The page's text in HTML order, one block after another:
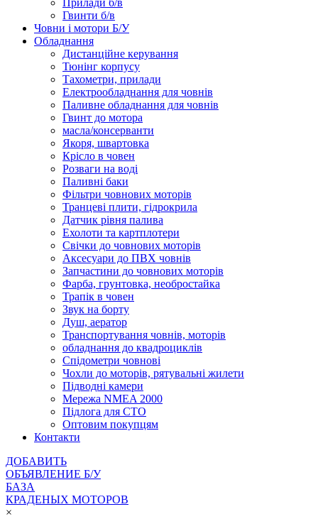
Гвинти б/в
Човни і мотори Б/У
Обладнання
Дистанційне керування
Тюнінг корпусу
Тахометри, прилади
Електрообладнання для човнів
Паливне обладнання для човнів
Гвинт до мотора
масла/консерванти
Якоря, швартовка
Крісло в човен
Розваги на воді
Паливні баки
Фільтри човнових моторів
Транцеві плити, гідрокрила
Датчик рівня палива
Ехолоти та картплотери
Cвічки до човнових моторів
Аксесуари до ПВХ човнів
Запчастини до човнових моторів
Фарба, грунтовка, необростайка
Трапік в човен
Звук на борту
Душ, аератор
Транспортування човнів, моторів
обладнання до квадроциклів
Спідометри човнові
Чохли до моторів, рятувальні жилети
Підводні камери
Мережа NMEA 2000
Підлога для СТО
Оптовим покупцям
Контакти
ДОБАВИТЬ
ОБЪЯВЛЕНИЕ Б/У
БАЗА
КРАДЕНЫХ МОТОРОВ
×